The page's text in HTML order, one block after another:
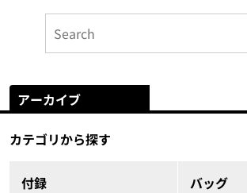
アーカイブ
カテゴリから探す
付録 バッグ